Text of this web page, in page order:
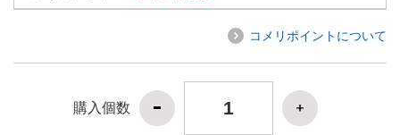
コメリポイントについて
購入個数